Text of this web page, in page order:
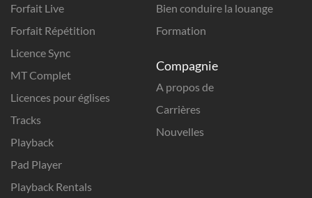
Forfait Live
Forfait Répétition
Licence Sync
MT Complet
Licences pour églises
Tracks
Playback
Pad Player
Playback Rentals
Bien conduire la louange
Formation
Compagnie
A propos de
Carrières
Nouvelles